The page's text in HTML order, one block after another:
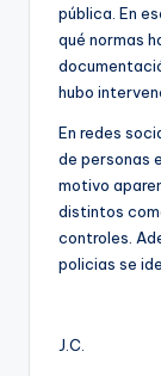
pública. En
qué normas
hubo
En redes
de personas
motivo
distintos
controles.
policias se
J.C.